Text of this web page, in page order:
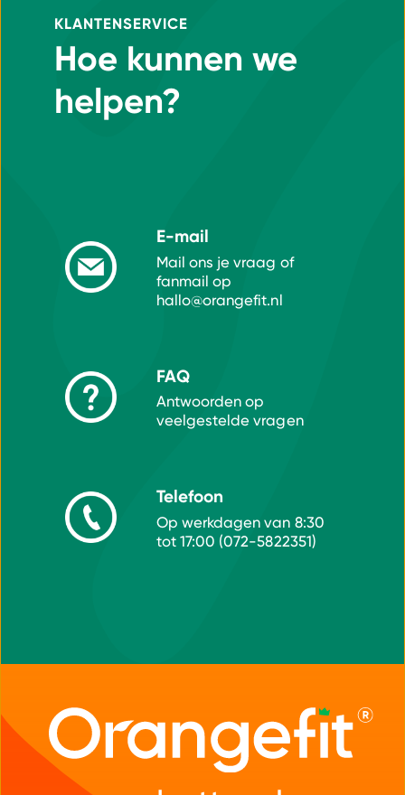
KLANTENSERVICE
Hoe kunnen we
helpen?
E-mail
Mail ons je vraag of
fanmail op
hallo@orangefit.nl
FAQ
Antwoorden op
veelgestelde vragen
Telefoon
Op werkdagen van 8:30
tot 17:00 (072-5822351)